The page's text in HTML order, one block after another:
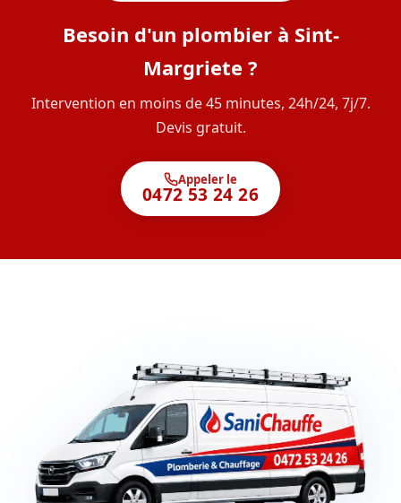
Besoin d'un plombier à Sint-
Margriete ?
Intervention en moins de 45 minutes, 24h/24, 7j/7.
Devis gratuit.
Appeler le
0472 53 24 26